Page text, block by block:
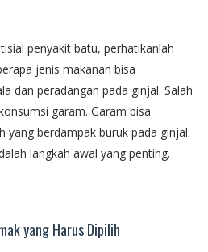
penyakit batu, perhatikanlah
jenis makanan bisa
dan peradangan pada ginjal. Salah
garam. Garam bisa
yang berdampak buruk pada ginjal.
langkah awal yang penting.
yang Harus Dipilih